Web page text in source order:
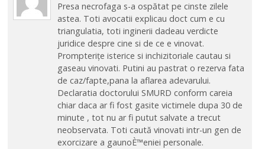
Presa necrofaga s-a ospătat pe cinste zilele
astea. Toti avocatii explicau doct cum e cu
triangulatia, toti inginerii dadeau verdicte
juridice despre cine si de ce e vinovat.
Prompterițe isterice si inchizitoriale cautau si
gaseau vinovati. Putini au pastrat o rezerva fata
de caz/fapte,pana la aflarea adevarului.
Declaratia doctorului SMURD conform careia
chiar daca ar fi fost gasite victimele dupa 30 de
minute , tot nu ar fi putut salvate a trecut
neobservata. Toti caută vinovati intr-un gen de
exorcizare a gaunoÈ™eniei personale.